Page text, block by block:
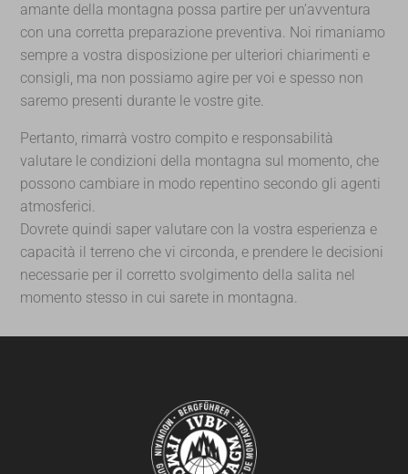
amante della montagna possa partire per un’avventura
con una corretta preparazione preventiva. Noi rimaniamo
sempre a vostra disposizione per ulteriori chiarimenti e
consigli, ma non possiamo agire per voi e spesso non
saremo presenti durante le vostre gite.
Pertanto, rimarrà vostro compito e responsabilità
valutare le condizioni della montagna sul momento, che
possono cambiare in modo repentino secondo gli agenti
atmosferici.
Dovrete quindi saper valutare con la vostra esperienza e
capacità il terreno che vi circonda, e prendere le decisioni
necessarie per il corretto svolgimento della salita nel
momento stesso in cui sarete in montagna.